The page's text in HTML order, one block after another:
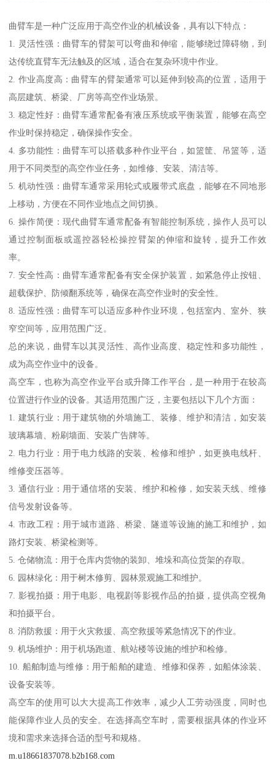
曲臂车是一种广泛应用于高空作业的机械设备，具有以下特点：
1. 灵活性强：曲臂车的臂架可以弯曲和伸缩，能够绕过障碍物，到
达传统直臂车无法触及的区域，适合在复杂环境中作业。
2. 作业高度高：曲臂车的臂架通常可以延伸到较高的位置，适用于
高层建筑、桥梁、厂房等高空作业场景。
3. 稳定性好：曲臂车通常配备有液压系统或平衡装置，能够在高空
作业时保持稳定，确保操作安全。
4. 多功能性：曲臂车可以搭载多种作业平台，如篮筐、吊篮等，适
用于不同类型的高空作业任务，如维修、安装、清洁等。
5. 机动性强：曲臂车通常采用轮式或履带式底盘，能够在不同地形
上移动，方便在不同作业地点之间切换。
6. 操作简便：现代曲臂车通常配备有智能控制系统，操作人员可以
通过控制面板或遥控器轻松操控臂架的伸缩和旋转，提升工作效
率。
7. 安全性高：曲臂车通常配备有安全保护装置，如紧急停止按钮、
超载保护、防倾翻系统等，确保在高空作业时的安全性。
8. 适应性强：曲臂车可以适应多种作业环境，包括室内、室外、狭
窄空间等，应用范围广泛。
总的来说，曲臂车以其灵活性、高作业高度、稳定性和多功能性，
成为高空作业中的设备。
高空车，也称为高空作业平台或升降工作平台，是一种用于在较高
位置进行作业的设备。其适用范围广泛，主要包括以下几个方面：
1. 建筑行业：用于建筑物的外墙施工、装修、维护和清洁，如安装
玻璃幕墙、粉刷墙面、安装广告牌等。
2. 电力行业：用于电力线路的安装、检修和维护，如更换电线杆、
维修变压器等。
3. 通信行业：用于通信塔的安装、维护和检修，如安装天线、维修
信号发射设备等。
4. 市政工程：用于城市道路、桥梁、隧道等设施的施工和维护，如
路灯安装、桥梁检测等。
5. 仓储物流：用于仓库内货物的装卸、堆垛和高位货架的存取。
6. 园林绿化：用于树木修剪、园林景观施工和维护。
7. 影视拍摄：用于电影、电视剧等影视作品的拍摄，提供高空视角
和拍摄平台。
8. 消防救援：用于火灾救援、高空救援等紧急情况下的作业。
9. 机场维护：用于机场跑道、航站楼等设施的维护和检修。
10. 船舶制造与维修：用于船舶的建造、维修和保养，如船体涂装、
设备安装等。
高空车的使用可以大大提高工作效率，减少人工劳动强度，同时也
能保障作业人员的安全。在选择高空车时，需要根据具体的作业环
境和需求来选择合适的型号和规格。
m.u18661837078.b2b168.com